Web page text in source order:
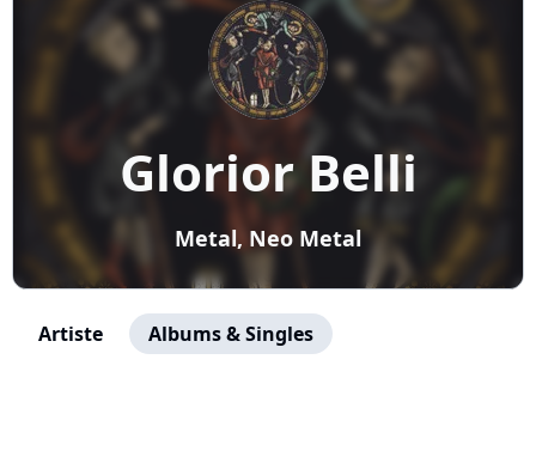
Glorior Belli
Metal, Neo Metal
Artiste Albums & Singles